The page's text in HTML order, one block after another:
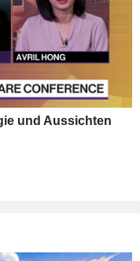
und Aussichten